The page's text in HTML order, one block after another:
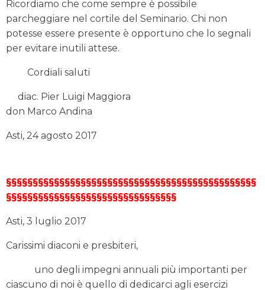
Ricordiamo che come sempre è possibile
parcheggiare nel cortile del Seminario. Chi non
potesse essere presente è opportuno che lo segnali
per evitare inutili attese.
Cordiali saluti
diac. Pier Luigi Maggiora
don Marco Andina
Asti, 24 agosto 2017
§§§§§§§§§§§§§§§§§§§§§§§§§§§§§§§§§§§§§§§§§§§§§§§
§§§§§§§§§§§§§§§§§§§§§§§§§§§§§§§§
Asti, 3 luglio 2017
Carissimi diaconi e presbiteri,
uno degli impegni annuali più importanti per
ciascuno di noi è quello di dedicarci agli esercizi